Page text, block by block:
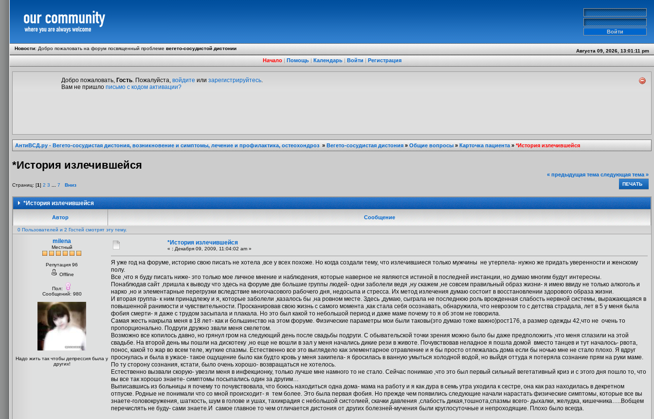
Новости:Добро пожаловать на форум посвященный проблемевегето-сосудистой дистонии Августа 09, 2026, 13:01:11 pm
Начало|Помощь|Календарь|Войти|Регистрация
Добро пожаловать, Гость. Пожалуйста, войдите или зарегистрируйтесь.
Вам не пришло письмо с кодом активации?
АнтиВСД.ру - Вегето-сосудистая дистония, возникновение и симптомы, лечение и профилактика, остеохондроз»Вегето-сосудистая дистония»Общие вопросы»Карточка пациента»*История излечившейся
*История излечившейся
Страниц: [1] 2 3 7 Вниз
« предыдущая тема следующая тема »
ПЕЧАТЬ
*История излечившейся
Автор Сообщение
0 Пользователей и 2 Гостей смотрят эту тему.
milena
Местный
Репутация 96
Offline
Пол:
Сообщений: 980
Надо жить так чтобы депрессия была у
других!
*История излечившейся
« : Декабря 09, 2009, 11:04:02 am »
Я уже год на форуме, историю свою писать не хотела ,все у всех похоже. Но когда создали тему, что излечившиеся только мужчины не утерпела- нужно же придать уверенности и женскому
полу.
Все ,что я буду писать ниже- это только мое личное мнение и наблюдения, которые наверное не являются истиной в последней инстанции, но думаю многим будут интересны.
Понаблюдав сайт ,пришла к выводу что здесь на форуме две большие группы людей- одни заболели ведя ,ну скажем ,не совсем правильный образ жизни- я имею ввиду не только алкоголь и
нарко ,но и элементарные перегрузки вследствие многочасового рабочего дня, недосыпа и стресса. Их метод излечения думаю состоит в восстановлении здорового образа жизни.
И вторая группа- к ним принадлежу и я, которые заболели ,казалось бы ,на ровном месте. Здесь ,думаю, сыграла не последнюю роль врожденная слабость нервной системы, выражающаяся в
повышенной ранимости и чувствительности. Просканировав свою жизнь с самого момента ,как стала себя осознавать, обнаружила, что неврозом то с детства страдала, лет в 5 у меня была
фобия смерти- я даже с трудом засыпала и плакала. Но это был какой то небольшой период и даже маме почему то я об этом не говорила.
Самая жесть накрыла меня в 18 лет- как и большинство на этом форуме. Физические параметры мои были таковы(это думаю тоже важно)рост176, а размер одежды 42,что не очень то
пропорционально. Подруги дружно звали меня скелетом.
Возможно все копилось давно, но грянул гром на следующий день после свадьбы подруги. С обывательской точки зрения можно было бы даже предположить ,что меня сглазили на этой
свадьбе. На второй день мы пошли на дискотеку ,но еще не вошли в зал у меня начались дикие рези в животе. Почувствовав неладное я пошла домой вместо танцев и тут началось- рвота,
понос, какой то жар во всем теле, жуткие спазмы. Естественно все это выглядело как элементарное отравление и я бы просто отлежалась дома если бы ночью мне не стало плохо. Я вдруг
проснулась и была в ужасе- такое ощущение было как будто кровь у меня закипела- я бросилась в ванную умыться холодной водой, но выйдя оттуда я потеряла сознание прям на руки маме.
По ту сторону сознания, кстати, было очень хорошо- возвращаться не хотелось.
Естественно вызвали скорую- увезли меня в инфекционку, только лучше мне намного то не стало. Сейчас понимаю ,что это был первый сильный вегетативный криз и с этого дня пошло то, что
вы все так хорошо знаете- симптомы посыпались один за другим…
Выписавшись из больницы я почему то почувствовала, что боюсь находиться одна дома- мама на работу и я как дура в семь утра уходила к сестре, она как раз находилась в декретном
отпуске. Родные не понимали что со мной происходит- я тем более. Это была первая фобия. Но прежде чем появились следующие начали нарастать физические симптомы, которые все вы
знаете-головокружения, шаткость, шум в голове и ушах, тахикрадия с небольшой систолией, скачки давления ,слабость дикая,тошнота,спазмы всего- дыхалки, желудка, кишечника…..Вобщем
перечислять не буду- сами знаете.И самое главное то чем отличается дистония от других болезней-мучения были круглосуточные и непроходящие. Плохо было всегда.